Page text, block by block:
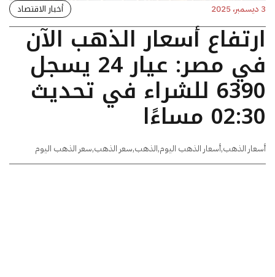
3 ديسمبر، 2025 أخبار الاقتصاد
ارتفاع أسعار الذهب الآن
في مصر: عيار 24 يسجل
6390 للشراء في تحديث
02:30 مساءًا
أسعار الذهب,أسعار الذهب اليوم,الذهب,سعر الذهب,سعر الذهب اليوم